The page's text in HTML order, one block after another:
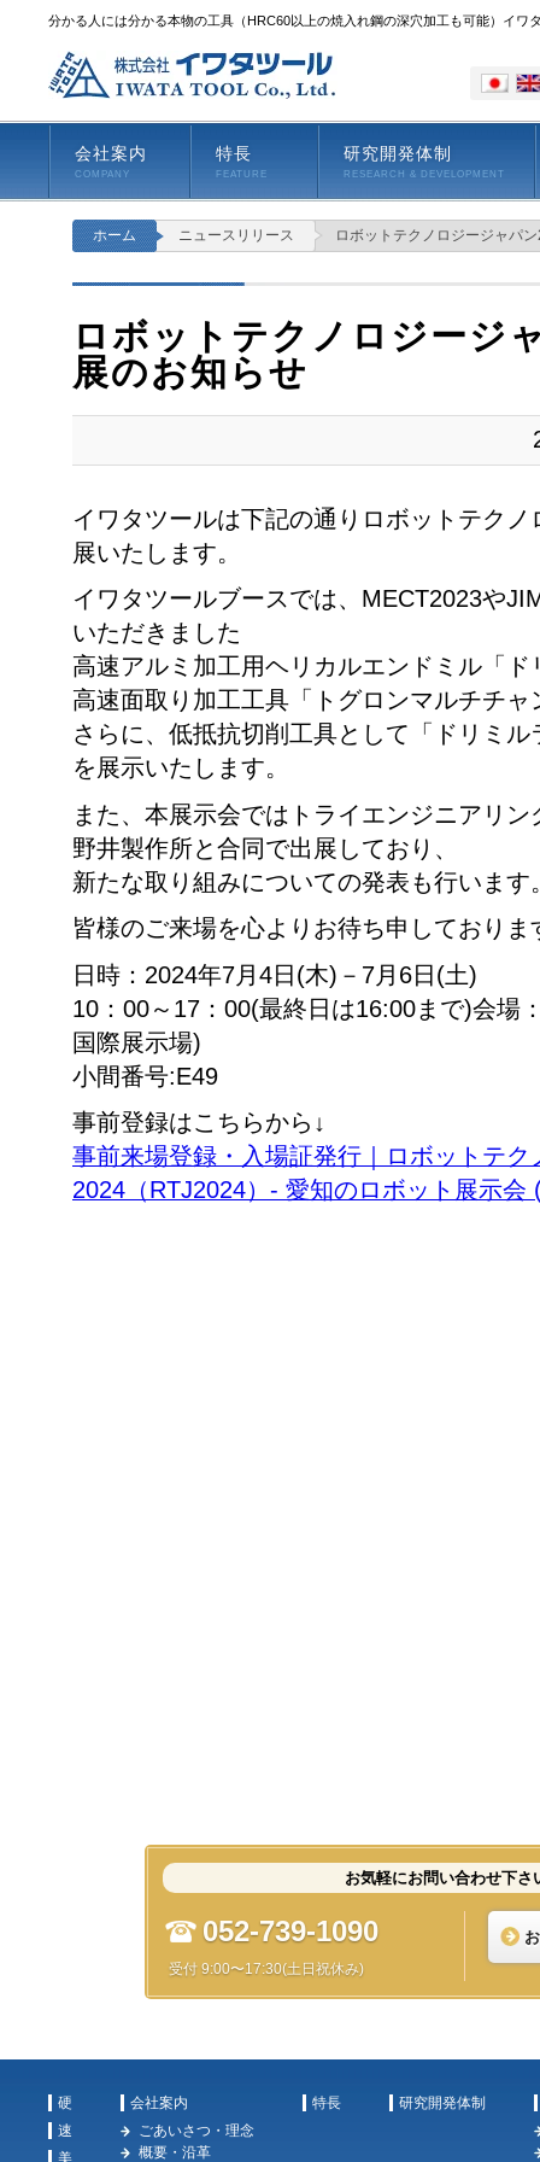
分かる人には分かる本物の工具（HRC60以上の焼入れ鋼の深穴加工も可能）イワ
会社案内
COMPANY
特長
FEATURE
研究開発体制
RESEARCH & DEVELOPMENT
ホーム ニュースリリース ロボットテクノロジージャパ
ロボットテクノロジージ
展のお知らせ
イワタツールは下記の通りロボットテク
展いたします。
イワタツールブースでは、MECT2023や
いただきました
高速アルミ加工用ヘリカルエンドミル「ド
高速面取り加工工具「トグロンマルチチャ
さらに、低抵抗切削工具として「ドリミ
を展示いたします。
また、本展示会ではトライエンジニアリ
野井製作所と合同で出展しており、
新たな取り組みについての発表も行います
皆様のご来場を心よりお待ち申しておりま
日時：2024年7月4日(木)－7月6日(土)
10：00～17：00(最終日は16:00まで)会場
国際展示場)
小間番号:E49
事前登録はこちらから↓
事前来場登録・入場証発行｜ロボットテク
2024（RTJ2024）- 愛知のロボット展示会
お気軽にお問い合わせ下さ
052-739-1090
受付 9:00〜17:30(土日祝休み)
硬
速
美
会社案内
ごあいさつ・理念
概要・沿革
特長 研究開発体制